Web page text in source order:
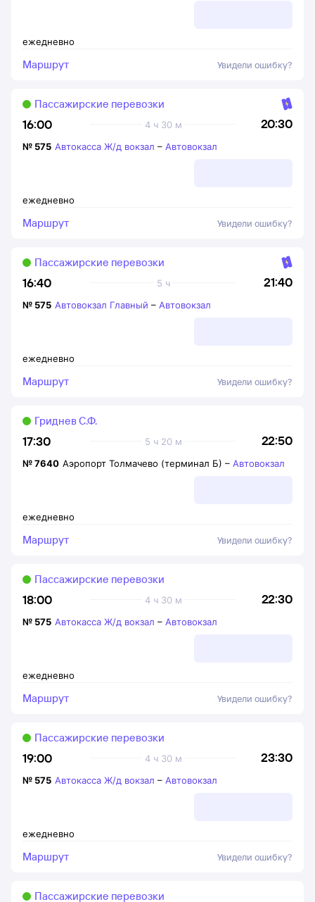
ежедневно
Маршрут Увидели ошибку?
16:00 20:30
4 ч 30 м
Пассажирские перевозки
ежедневно
№ 575 Автокасса Ж/д вокзал – Автовокзал
Маршрут Увидели ошибку?
16:40 21:40
5 ч
Пассажирские перевозки
ежедневно
№ 575 Автовокзал Главный – Автовокзал
Маршрут Увидели ошибку?
17:30 22:50
5 ч 20 м
Гриднев С.Ф.
ежедневно
№7640 Аэропорт Толмачево (терминал Б) – Автовокзал
Маршрут Увидели ошибку?
18:00 22:30
4 ч 30 м
Пассажирские перевозки
ежедневно
№ 575 Автокасса Ж/д вокзал – Автовокзал
Маршрут Увидели ошибку?
19:00 23:30
4 ч 30 м
Пассажирские перевозки
ежедневно
№ 575 Автокасса Ж/д вокзал – Автовокзал
Маршрут Увидели ошибку?
Пассажирские перевозки